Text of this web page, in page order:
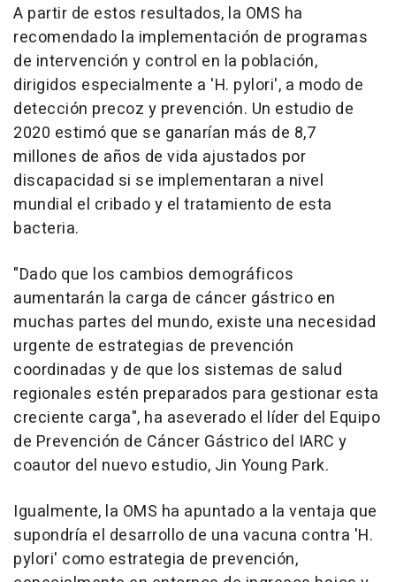
A partir de estos resultados, la OMS ha
recomendado la implementación de programas
de intervención y control en la población,
dirigidos especialmente a 'H. pylori', a modo de
detección precoz y prevención. Un estudio de
2020 estimó que se ganarían más de 8,7
millones de años de vida ajustados por
discapacidad si se implementaran a nivel
mundial el cribado y el tratamiento de esta
bacteria.
"Dado que los cambios demográficos
aumentarán la carga de cáncer gástrico en
muchas partes del mundo, existe una necesidad
urgente de estrategias de prevención
coordinadas y de que los sistemas de salud
regionales estén preparados para gestionar esta
creciente carga", ha aseverado el líder del Equipo
de Prevención de Cáncer Gástrico del IARC y
coautor del nuevo estudio, Jin Young Park.
Igualmente, la OMS ha apuntado a la ventaja que
supondría el desarrollo de una vacuna contra 'H.
pylori' como estrategia de prevención,